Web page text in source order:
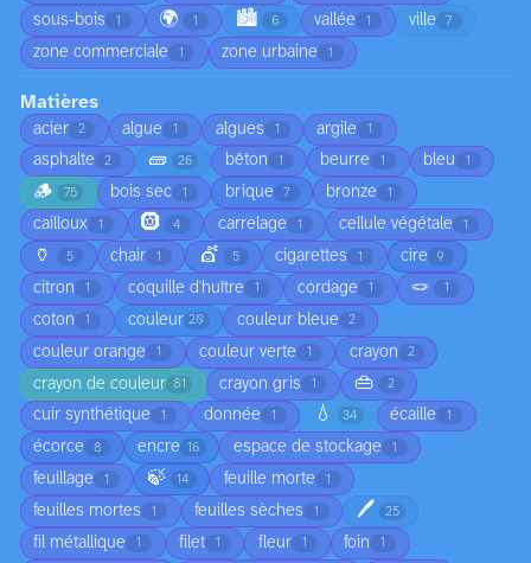
sous-bois 1 🌍 1 🏙️ 6 vallée 1 ville 7
zone commerciale 1 zone urbaine 1
Matières
acier 2 algue 1 algues 1 argile 1
asphalte 2 🧱 26 bêton 1 beurre 1 bleu 1
🪵 75 bois sec 1 brique 7 bronze 1
cailloux 1 🛞 4 carrelage 1 cellule végétale 1
🏺 5 chair 1 💇 5 cigarettes 1 cire 9
citron 1 coquille d'huître 1 cordage 1 🪢 1
coton 1 couleur 20 couleur bleue 2
couleur orange 1 couleur verte 1 crayon 2
crayon de couleur 81 crayon gris 1 👜 2
cuir synthétique 1 donnée 1 💧 34 écaille 1
écorce 8 encre 16 espace de stockage 1
feuillage 1 🍃 14 feuille morte 1
feuilles mortes 1 feuilles sèches 1 🖊️ 25
fil métallique 1 filet 1 fleur 1 foin 1